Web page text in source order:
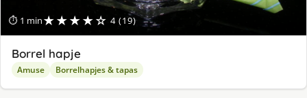
⏱ 1 min★★★★☆ 4 (19)
Borrel hapje
Amuse Borrelhapjes & tapas